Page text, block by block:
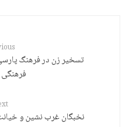
تسخیر زن در فرهنگ
نخبگان غرب نشین و